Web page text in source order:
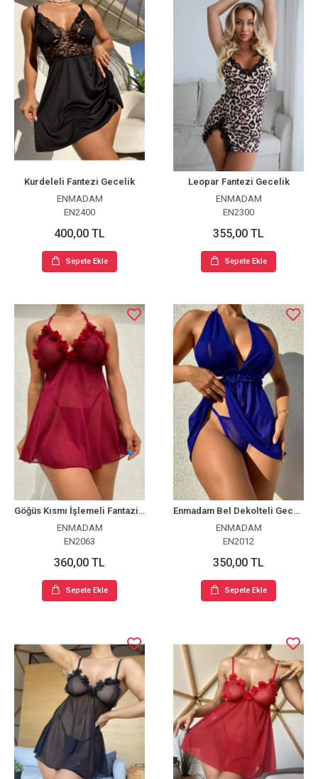
Kurdeleli Fantezi Gecelik
ENMADAM
EN2400
400,00 TL
Sepete Ekle
Leopar Fantezi Gecelik
ENMADAM
EN2300
355,00 TL
Sepete Ekle
Göğüs Kısmı İşlemeli Fantazi Mini Tül Gecelik
ENMADAM
EN2063
360,00 TL
Sepete Ekle
Enmadam Bel Dekolteli Gecelik Takım
ENMADAM
EN2012
350,00 TL
Sepete Ekle